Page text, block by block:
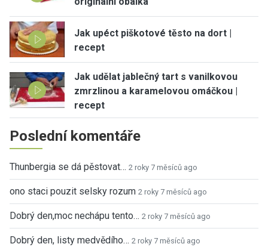
Jak upéct piškotové těsto na dort |
recept
Jak udělat jablečný tart s vanilkovou
zmrzlinou a karamelovou omáčkou |
recept
Poslední komentáře
Thunbergia se dá pěstovat… 2 roky 7 měsíců ago
ono staci pouzit selsky rozum 2 roky 7 měsíců ago
Dobrý den,moc nechápu tento… 2 roky 7 měsíců ago
Dobrý den, listy medvědího… 2 roky 7 měsíců ago